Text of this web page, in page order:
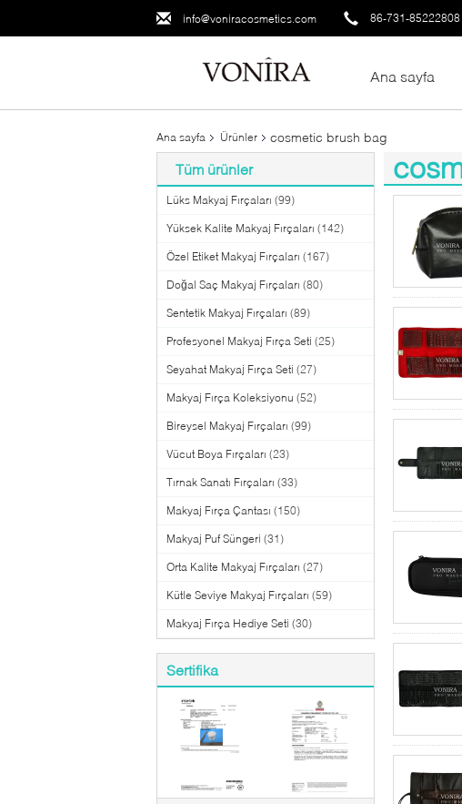
info@voniracosmetics.com 86-731-85222808
Ana sayfa
Ana sayfa Ürünler cosmetic brush bag
Tüm ürünler
Lüks Makyaj Fırçaları (99)
Yüksek Kalite Makyaj Fırçaları (142)
Özel Etiket Makyaj Fırçaları (167)
Doğal Saç Makyaj Fırçaları (80)
Sentetik Makyaj Fırçaları (89)
Profesyonel Makyaj Fırça Seti (25)
Seyahat Makyaj Fırça Seti (27)
Makyaj Fırça Koleksiyonu (52)
Bireysel Makyaj Fırçaları (99)
Vücut Boya Fırçaları (23)
Tırnak Sanatı Fırçaları (33)
Makyaj Fırça Çantası (150)
Makyaj Puf Süngeri (31)
Orta Kalite Makyaj Fırçaları (27)
Kütle Seviye Makyaj Fırçaları (59)
Makyaj Fırça Hediye Seti (30)
Sertifika
(877)